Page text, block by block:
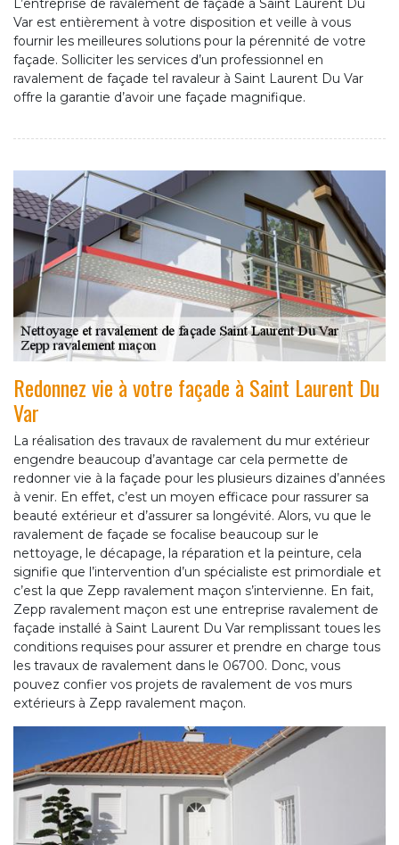
L’entreprise de ravalement de façade à Saint Laurent Du
Var est entièrement à votre disposition et veille à vous
fournir les meilleures solutions pour la pérennité de votre
façade. Solliciter les services d’un professionnel en
ravalement de façade tel ravaleur à Saint Laurent Du Var
offre la garantie d’avoir une façade magnifique.
Redonnez vie à votre façade à Saint Laurent Du
Var
La réalisation des travaux de ravalement du mur extérieur
engendre beaucoup d’avantage car cela permette de
redonner vie à la façade pour les plusieurs dizaines d’années
à venir. En effet, c’est un moyen efficace pour rassurer sa
beauté extérieur et d’assurer sa longévité. Alors, vu que le
ravalement de façade se focalise beaucoup sur le
nettoyage, le décapage, la réparation et la peinture, cela
signifie que l’intervention d’un spécialiste est primordiale et
c’est la que Zepp ravalement maçon s’intervienne. En fait,
Zepp ravalement maçon est une entreprise ravalement de
façade installé à Saint Laurent Du Var remplissant toues les
conditions requises pour assurer et prendre en charge tous
les travaux de ravalement dans le 06700. Donc, vous
pouvez confier vos projets de ravalement de vos murs
extérieurs à Zepp ravalement maçon.